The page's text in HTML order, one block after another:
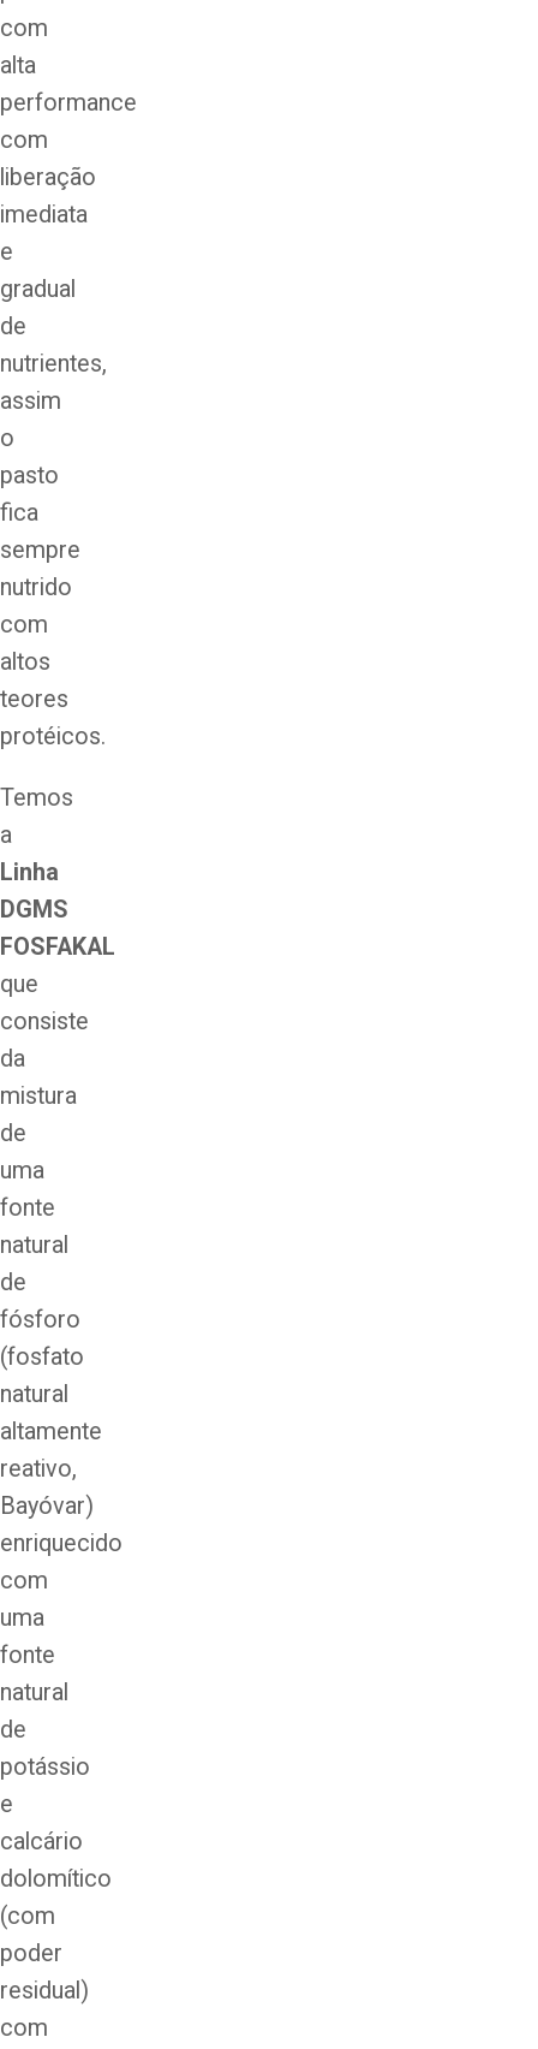
com
alta
performance
com
liberação
imediata
e
gradual
de
nutrientes,
assim
o
pasto
fica
sempre
nutrido
com
altos
teores
protéicos.
Temos
a
Linha
DGMS
FOSFAKAL
que
consiste
da
mistura
de
uma
fonte
natural
de
fósforo
(fosfato
natural
altamente
reativo,
Bayóvar)
enriquecido
com
uma
fonte
natural
de
potássio
e
calcário
dolomítico
(com
poder
residual)
com